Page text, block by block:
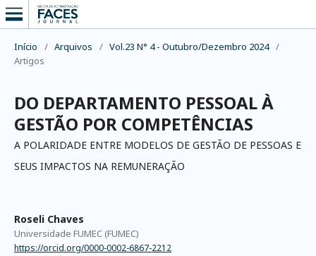
Início / Arquivos / Vol.23 N° 4 - Outubro/Dezembro 2024 /
Artigos
DO DEPARTAMENTO PESSOAL À
GESTÃO POR COMPETÊNCIAS
A POLARIDADE ENTRE MODELOS DE GESTÃO DE PESSOAS E
SEUS IMPACTOS NA REMUNERAÇÃO
Roseli Chaves
Universidade FUMEC (FUMEC)
https://orcid.org/0000-0002-6867-2212